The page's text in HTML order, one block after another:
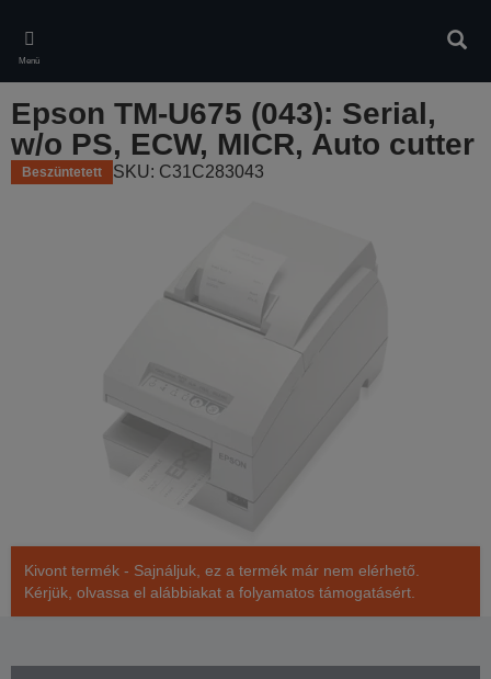
main
content
Menü
Epson TM-U675 (043): Serial,
w/o PS, ECW, MICR, Auto cutter
Beszüntetett SKU: C31C283043
Kivont termék - Sajnáljuk, ez a termék már nem elérhető.
Kérjük, olvassa el alábbiakat a folyamatos támogatásért.